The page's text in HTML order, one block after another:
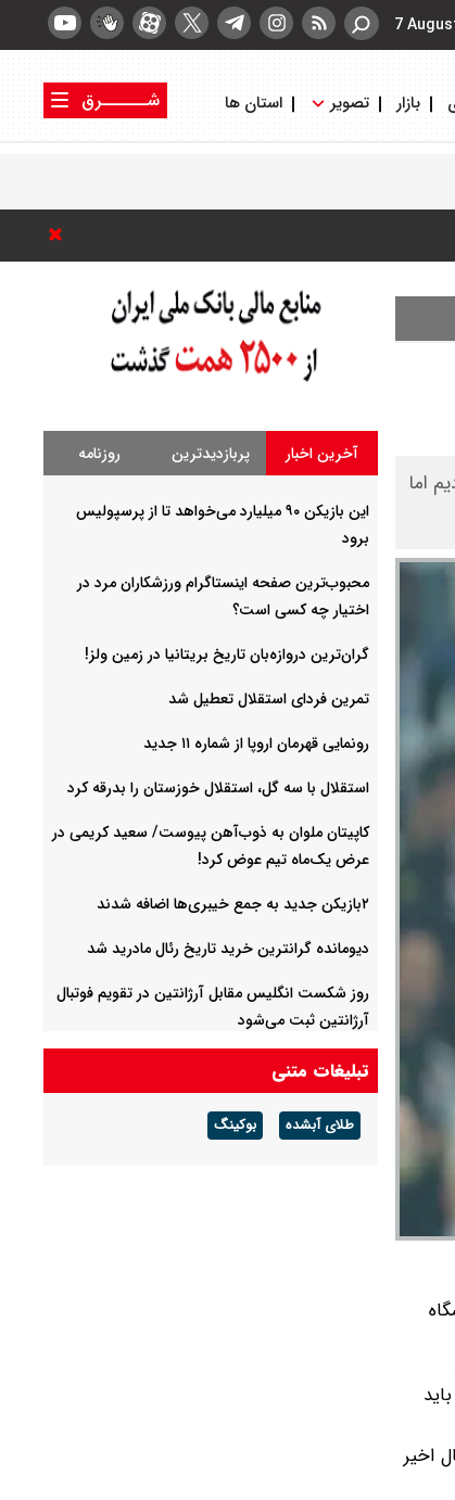
7
بازار تصویر استان ها
شــــــرق
اما
اخیر
آخرین اخبار پربازدیدترین روزنامه
این بازیکن ۹۰ میلیارد می‌خواهد تا از پرسپولیس
برود
محبوب‌ترین صفحه اینستاگرام ورزشکاران مرد در
اختیار چه کسی است؟
گران‌ترین دروازه‌بان تاریخ بریتانیا در زمین ولز!
تمرین فردای استقلال تعطیل شد
رونمایی قهرمان اروپا از شماره ۱۱ جدید
استقلال با سه گل، استقلال خوزستان را بدرقه کرد
کاپیتان ملوان به ذوب‌آهن پیوست/ سعید کریمی در
عرض یک‌ماه تیم عوض کرد!
۲بازیکن جدید به جمع خیبری‌ها اضافه شدند
دیومانده گرانترین خرید تاریخ رئال مادرید شد
روز شکست انگلیس مقابل آرژانتین در تقویم فوتبال
آرژانتین ثبت می‌شود
تبلیغات متنی
طلای آبشده بوکینگ